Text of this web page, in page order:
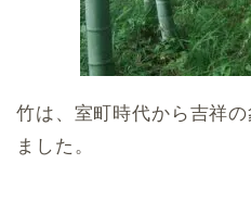
竹は、室町時代から吉祥
ました。